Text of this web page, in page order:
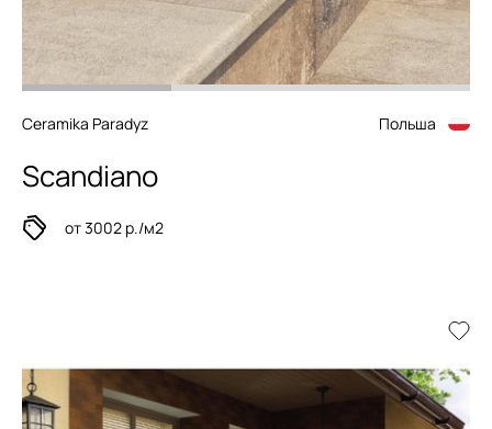
Ceramika Paradyz Польша
Scandiano
от 3002 р./м2